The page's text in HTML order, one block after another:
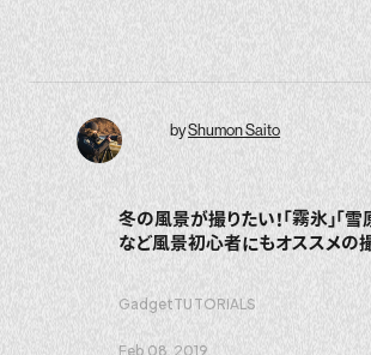
byShumon Saito
冬の風景が撮りたい！「霧氷」「雪
など風景初心者にもオススメの
GadgetTUTORIALS
Feb 08. 2019